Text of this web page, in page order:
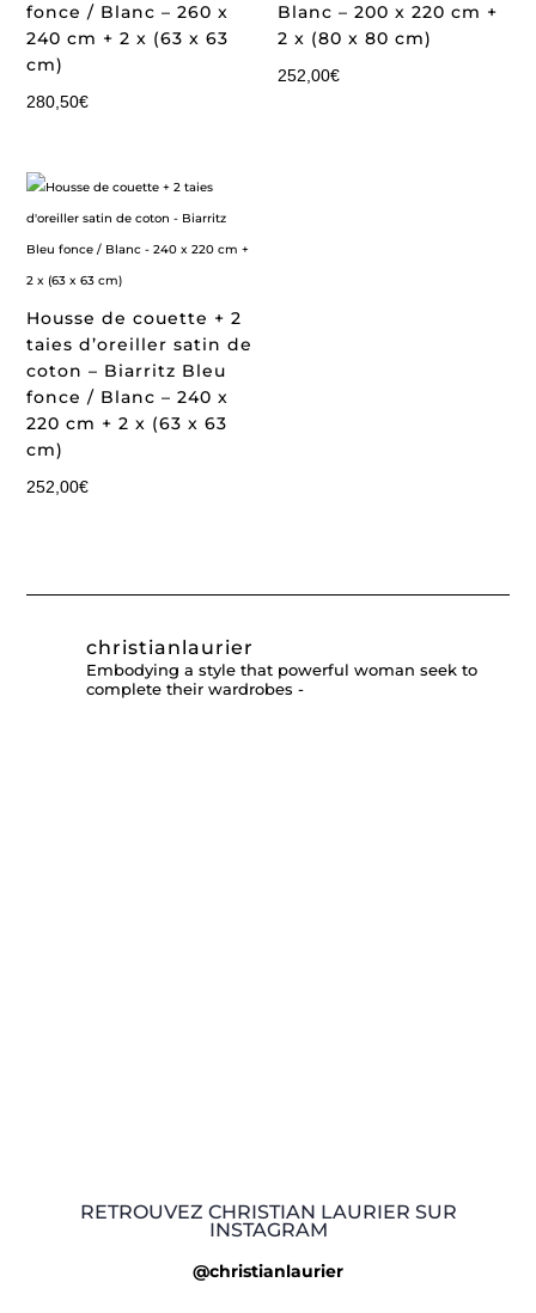
fonce / Blanc – 260 x
240 cm + 2 x (63 x 63
cm)
280,50€
Blanc – 200 x 220 cm +
2 x (80 x 80 cm)
252,00€
Housse de couette + 2
taies d’oreiller satin de
coton – Biarritz Bleu
fonce / Blanc – 240 x
220 cm + 2 x (63 x 63
cm)
252,00€
christianlaurier
Embodying a style that powerful woman seek to
complete their wardrobes -
RETROUVEZ CHRISTIAN LAURIER SUR
INSTAGRAM
@christianlaurier